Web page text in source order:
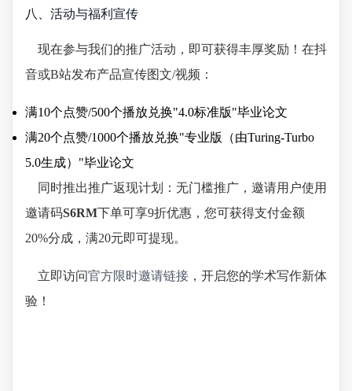
八、活动与福利宣传
现在参与我们的推广活动，即可获得丰厚奖励！在抖
音或B站发布产品宣传图文/视频：
满10个点赞/500个播放兑换"4.0标准版"毕业论文
满20个点赞/1000个播放兑换"专业版（由Turing-Turbo
5.0生成）"毕业论文
同时推出推广返现计划：无门槛推广，邀请用户使用
邀请码S6RM下单可享9折优惠，您可获得支付金额
20%分成，满20元即可提现。
立即访问官方限时邀请链接 ，开启您的学术写作新体
验！